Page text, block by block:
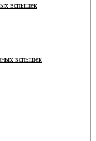
вспышек
вспышек